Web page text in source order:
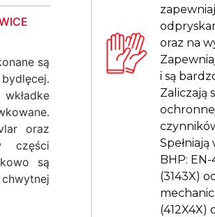
są
oraz
części
są
oraz na
i są
Zaliczają
BHP:
(3143X)
(412X4X)